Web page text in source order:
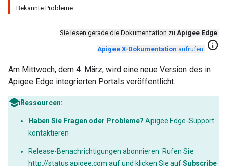
Bekannte Probleme
Sie lesen gerade die Dokumentation zu Apigee Edge.
Apigee X-Dokumentation aufrufen. info
Am Mittwoch, dem 4. März, wird eine neue Version des in
Apigee Edge integrierten Portals veröffentlicht.
Ressourcen:
Haben Sie Fragen oder Probleme? Apigee Edge-Support
kontaktieren
Release-Benachrichtigungen abonnieren: Rufen Sie
http://status.apigee.com auf und klicken Sie aufSubscribe